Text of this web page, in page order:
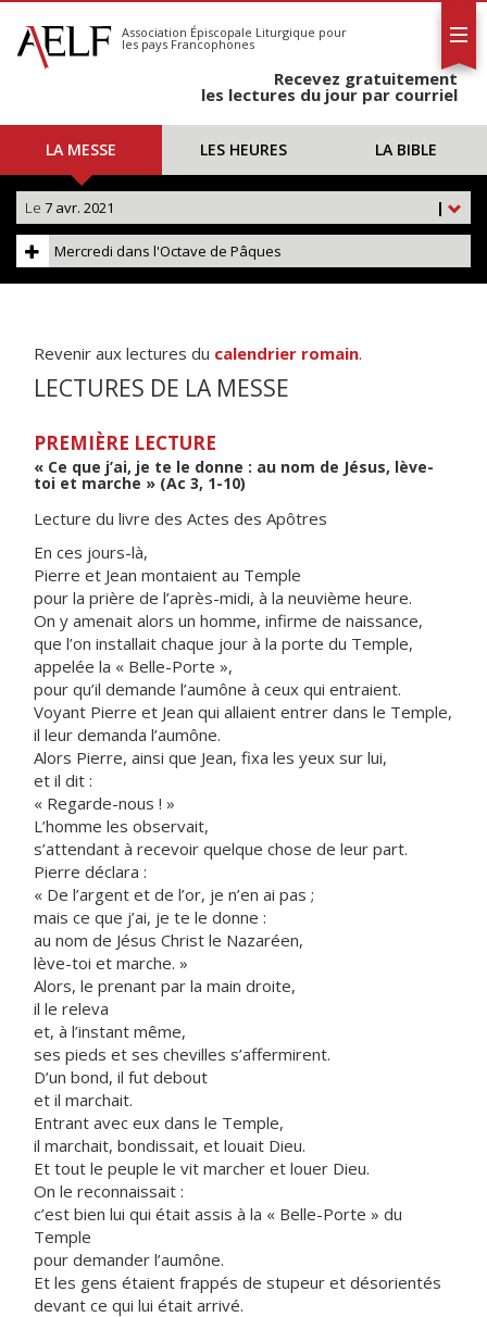
S'abonner
Calendrier
Association Épiscopale Liturgique pour
les pays Francophones
Recevez gratuitement
les lectures du jour par courriel
LA MESSE LES HEURES LA BIBLE
|
Le 7 avr. 2021
Mercredi dans l'Octave de Pâques
Revenir aux lectures du calendrier romain.
LECTURES DE LA MESSE
PREMIÈRE LECTURE
« Ce que j’ai, je te le donne : au nom de Jésus, lève-
toi et marche » (Ac 3, 1-10)
Lecture du livre des Actes des Apôtres
En ces jours-là,
Pierre et Jean montaient au Temple
pour la prière de l’après-midi, à la neuvième heure.
On y amenait alors un homme, infirme de naissance,
que l’on installait chaque jour à la porte du Temple,
appelée la « Belle-Porte »,
pour qu’il demande l’aumône à ceux qui entraient.
Voyant Pierre et Jean qui allaient entrer dans le Temple,
il leur demanda l’aumône.
Alors Pierre, ainsi que Jean, fixa les yeux sur lui,
et il dit :
« Regarde-nous ! »
L’homme les observait,
s’attendant à recevoir quelque chose de leur part.
Pierre déclara :
« De l’argent et de l’or, je n’en ai pas ;
mais ce que j’ai, je te le donne :
au nom de Jésus Christ le Nazaréen,
lève-toi et marche. »
Alors, le prenant par la main droite,
il le releva
et, à l’instant même,
ses pieds et ses chevilles s’affermirent.
D’un bond, il fut debout
et il marchait.
Entrant avec eux dans le Temple,
il marchait, bondissait, et louait Dieu.
Et tout le peuple le vit marcher et louer Dieu.
On le reconnaissait :
c’est bien lui qui était assis à la « Belle-Porte » du
Temple
pour demander l’aumône.
Et les gens étaient frappés de stupeur et désorientés
devant ce qui lui était arrivé.